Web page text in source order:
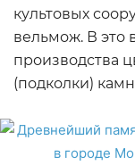
культовых
вельмож. В это
производства
(подколки)